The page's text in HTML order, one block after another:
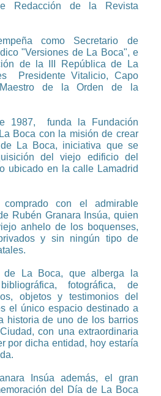
Redacción de la Revista
como Secretario de
"Versiones de La Boca", e
de la III República de La
Presidente Vitalicio, Capo
de la Orden de la
1987, funda la Fundación
Boca con la misión de crear
La Boca, iniciativa que se
del viejo edificio del
ubicado en la calle Lamadrid
con el admirable
Rubén Granara Insúa, quien
anhelo de los boquenses,
y sin ningún tipo de
de La Boca, que alberga la
fotográfica, de
objetos y testimonios del
el único espacio destinado a
historia de uno de los barrios
con una extraordinaria
por dicha entidad, hoy estaría
Insúa además, el gran
del Día de La Boca